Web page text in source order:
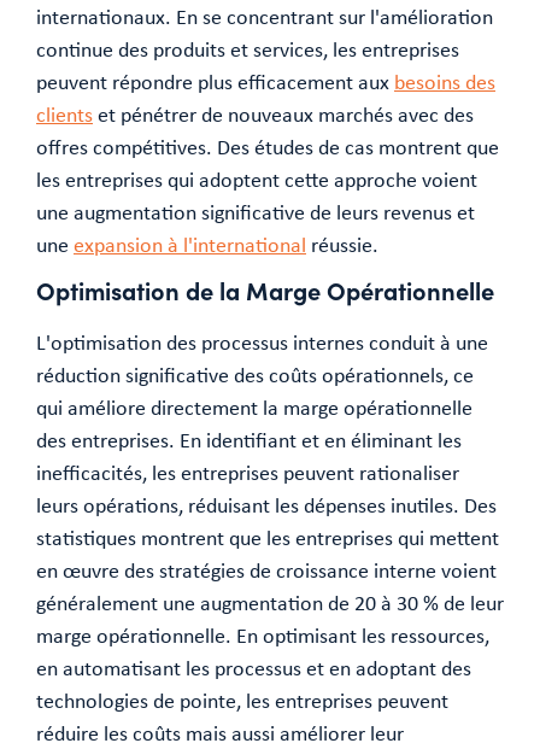
internationaux. En se concentrant sur l'amélioration
continue des produits et services, les entreprises
peuvent répondre plus efficacement aux besoins des
clientset pénétrer de nouveaux marchés avec des
offres compétitives. Des études de cas montrent que
les entreprises qui adoptent cette approche voient
une augmentation significative de leurs revenus et
une expansion à l'international réussie.
Optimisation de la Marge Opérationnelle
L'optimisation des processus internes conduit à une
réduction significative des coûts opérationnels, ce
qui améliore directement la marge opérationnelle
des entreprises. En identifiant et en éliminant les
inefficacités, les entreprises peuvent rationaliser
leurs opérations, réduisant les dépenses inutiles. Des
statistiques montrent que les entreprises qui mettent
en œuvre des stratégies de croissance interne voient
généralement une augmentation de 20 à 30 % de leur
marge opérationnelle. En optimisant les ressources,
en automatisant les processus et en adoptant des
technologies de pointe, les entreprises peuvent
réduire les coûts mais aussi améliorer leur